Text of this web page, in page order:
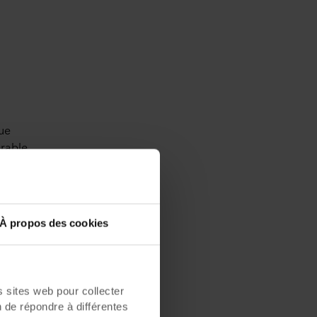
À propos des cookies
sites web pour collecter
répondre à différentes
de